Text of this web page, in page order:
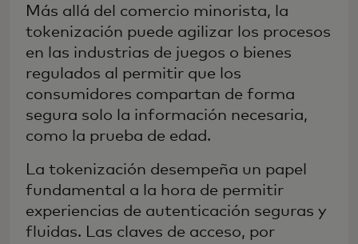
Más allá del comercio minorista, la
tokenización puede agilizar los procesos
en las industrias de juegos o bienes
regulados al permitir que los
consumidores compartan de forma
segura solo la información necesaria,
como la prueba de edad.
La tokenización desempeña un papel
fundamental a la hora de permitir
experiencias de autenticación seguras y
fluidas. Las claves de acceso, por